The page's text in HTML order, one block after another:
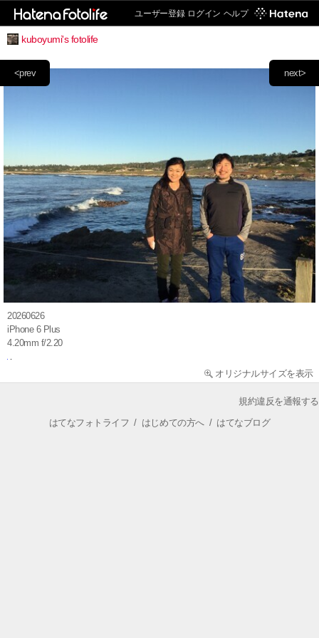
ユーザー登録 ログイン ヘルプ
kuboyumi's fotolife
next>
<prev
20260626
iPhone 6 Plus
4.20mm f/2.20
オリジナルサイズを表示
規約違反を通報する
はてなフォトライフ / はじめての方へ/ はてなブログ